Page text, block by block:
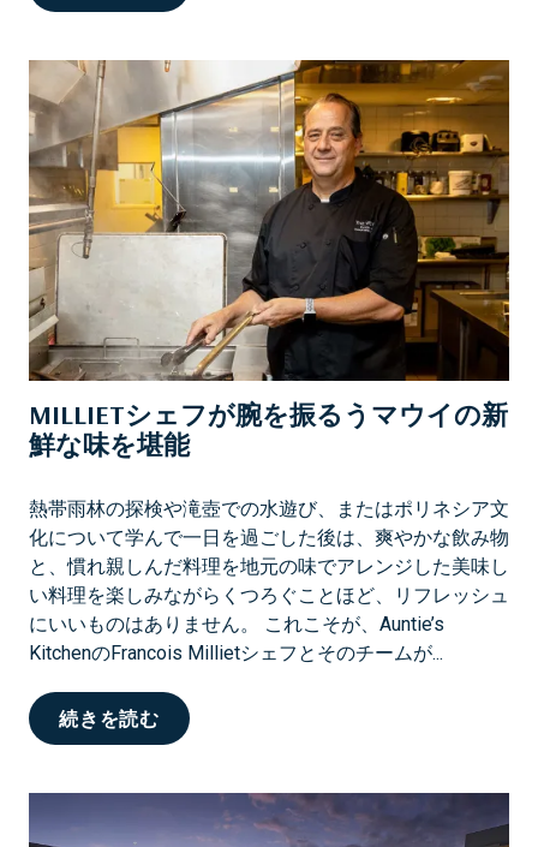
ワ
の
食
べ
物
で
魔
出
を
作
り
す
MILLIETシェフが腕を振るうマウイの新
鮮な味を堪能
熱帯雨林の探検や滝壺での水遊び、またはポリネシア文
化について学んで一日を過ごした後は、爽やかな飲み物
と、慣れ親しんだ料理を地元の味でアレンジした美味し
い料理を楽しみながらくつろぐことほど、リフレッシュ
にいいものはありません。 これこそが、Auntie’s
KitchenのFrancois Millietシェフとそのチームが...
続きを読む
I
I